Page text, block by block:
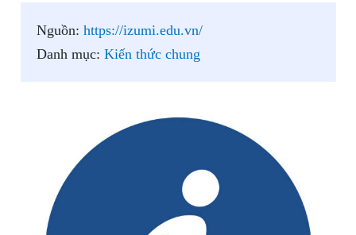
Nguồn: https://izumi.edu.vn/
Danh mục: Kiến thức chung